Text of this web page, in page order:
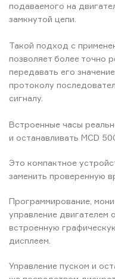
подаваемого на
замкнутой цепи.
Такой подход с
позволяет более точно
передавать его
протоколу
сигналу.
Встроенные часы
и останавливать MCD
Это компактное
заменить проверенную
Программирование,
управление двигателем
встроенную
дисплеем.
Управление пуском и